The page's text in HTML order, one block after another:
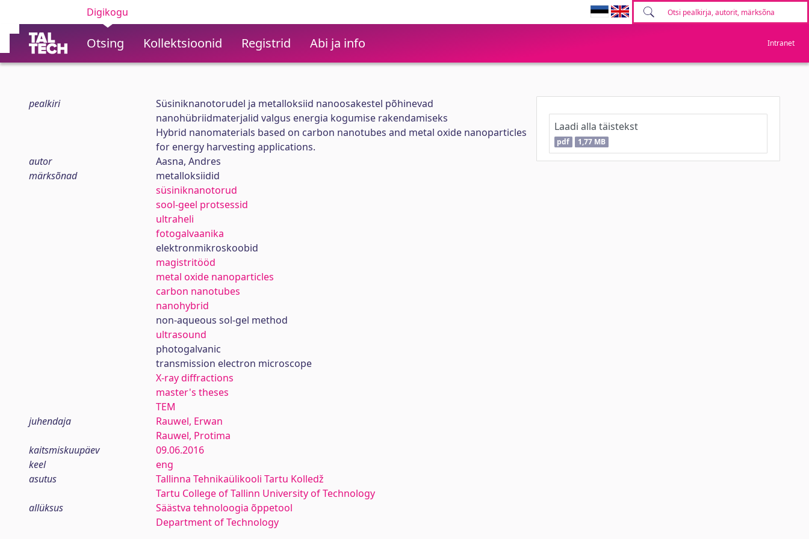
Digikogu
Otsing Kollektsioonid Registrid Abi ja info Intranet
pealkiri
Süsiniknanotorudel ja metalloksiid nanoosakestel põhinevad
nanohübriidmaterjalid valgus energia kogumise rakendamiseks
Hybrid nanomaterials based on carbon nanotubes and metal oxide nanoparticles
for energy harvesting applications.
autor
Aasna, Andres
märksõnad
metalloksiidid
süsiniknanotorud
sool-geel protsessid
ultraheli
fotogalvaanika
elektronmikroskoobid
magistritööd
metal oxide nanoparticles
carbon nanotubes
nanohybrid
non-aqueous sol-gel method
ultrasound
photogalvanic
transmission electron microscope
X-ray diffractions
master's theses
TEM
juhendaja
Rauwel, Erwan
Rauwel, Protima
kaitsmiskuupäev
09.06.2016
keel
eng
asutus
Tallinna Tehnikaülikooli Tartu Kolledž
Tartu College of Tallinn University of Technology
allüksus
Säästva tehnoloogia õppetool
Department of Technology
Laadi alla täistekst
pdf 1,77 MB